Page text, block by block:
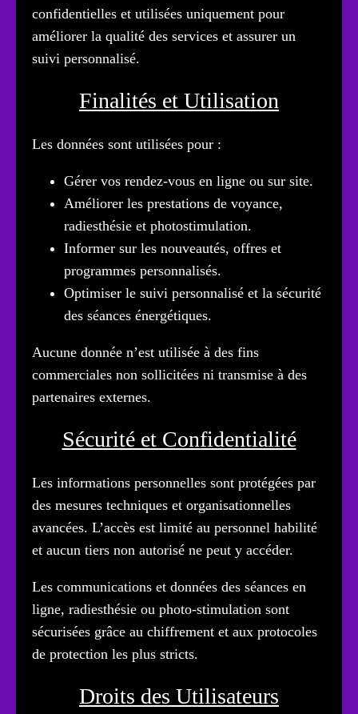
confidentielles et utilisées uniquement pour
améliorer la qualité des services et assurer un
suivi personnalisé.
Finalités et Utilisation
Les données sont utilisées pour :
Gérer vos rendez-vous en ligne ou sur site.
Améliorer les prestations de voyance,
radiesthésie et photostimulation.
Informer sur les nouveautés, offres et
programmes personnalisés.
Optimiser le suivi personnalisé et la sécurité
des séances énergétiques.
Aucune donnée n’est utilisée à des fins
commerciales non sollicitées ni transmise à des
partenaires externes.
Sécurité et Confidentialité
Les informations personnelles sont protégées par
des mesures techniques et organisationnelles
avancées. L’accès est limité au personnel habilité
et aucun tiers non autorisé ne peut y accéder.
Les communications et données des séances en
ligne, radiesthésie ou photo-stimulation sont
sécurisées grâce au chiffrement et aux protocoles
de protection les plus stricts.
Droits des Utilisateurs